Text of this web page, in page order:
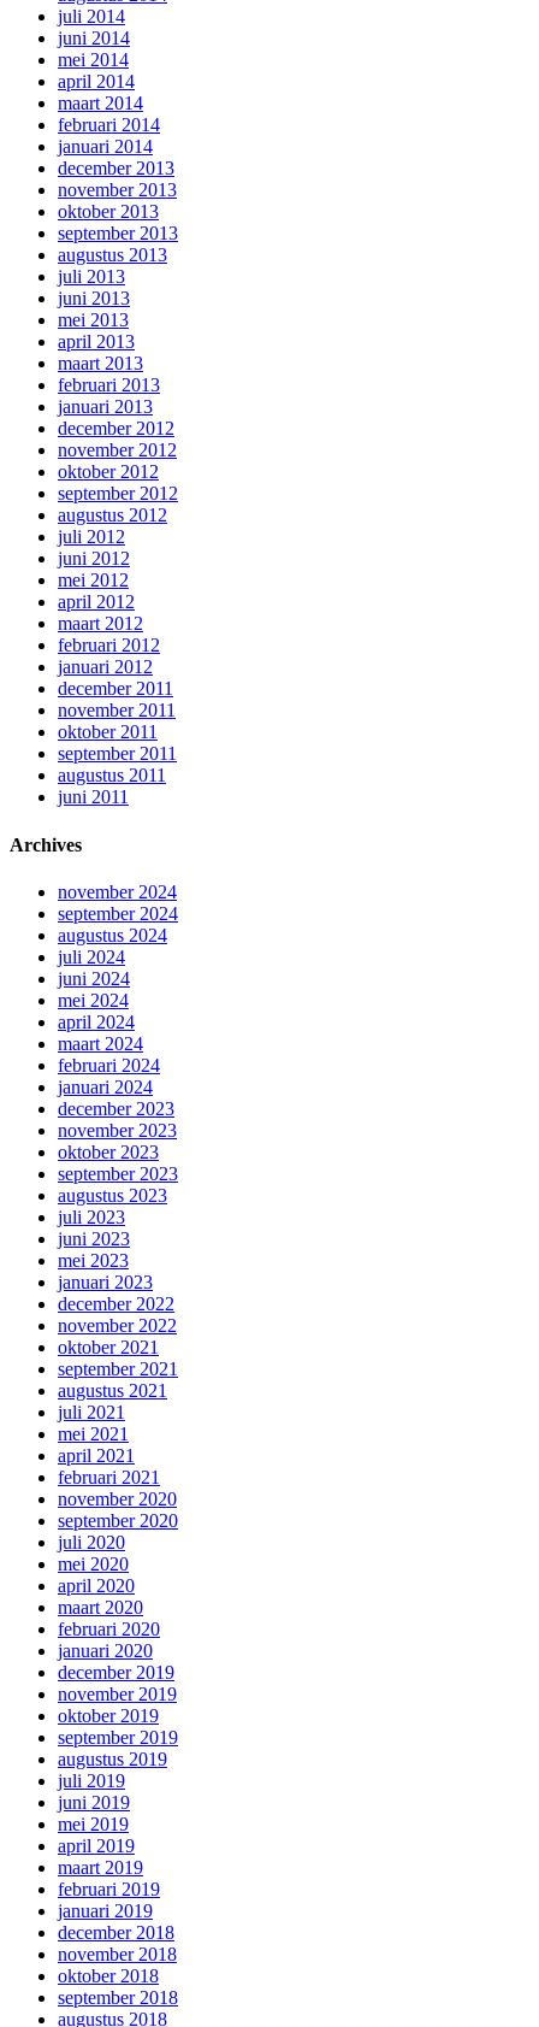
juli 2014
juni 2014
mei 2014
april 2014
maart 2014
februari 2014
januari 2014
december 2013
november 2013
oktober 2013
september 2013
augustus 2013
juli 2013
juni 2013
mei 2013
april 2013
maart 2013
februari 2013
januari 2013
december 2012
november 2012
oktober 2012
september 2012
augustus 2012
juli 2012
juni 2012
mei 2012
april 2012
maart 2012
februari 2012
januari 2012
december 2011
november 2011
oktober 2011
september 2011
augustus 2011
juni 2011
Archives
november 2024
september 2024
augustus 2024
juli 2024
juni 2024
mei 2024
april 2024
maart 2024
februari 2024
januari 2024
december 2023
november 2023
oktober 2023
september 2023
augustus 2023
juli 2023
juni 2023
mei 2023
januari 2023
december 2022
november 2022
oktober 2021
september 2021
augustus 2021
juli 2021
mei 2021
april 2021
februari 2021
november 2020
september 2020
juli 2020
mei 2020
april 2020
maart 2020
februari 2020
januari 2020
december 2019
november 2019
oktober 2019
september 2019
augustus 2019
juli 2019
juni 2019
mei 2019
april 2019
maart 2019
februari 2019
januari 2019
december 2018
november 2018
oktober 2018
september 2018
augustus 2018